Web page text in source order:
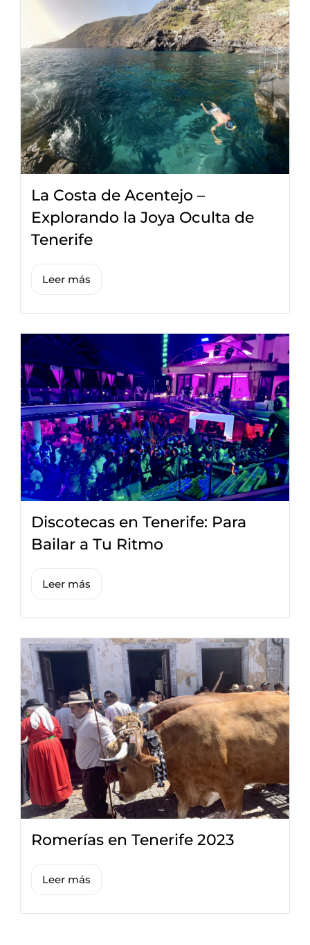
La Costa de Acentejo –
Explorando la Joya Oculta de
Tenerife
Leer más
Discotecas en Tenerife: Para
Bailar a Tu Ritmo
Leer más
Romerías en Tenerife 2023
Leer más